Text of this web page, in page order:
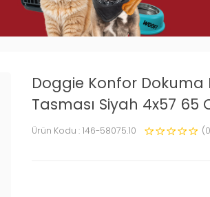
Doggie Konfor Dokuma
Tasması Siyah 4x57 65
Ürün Kodu : 146-58075.10